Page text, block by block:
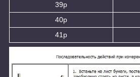
39р
40р
41р